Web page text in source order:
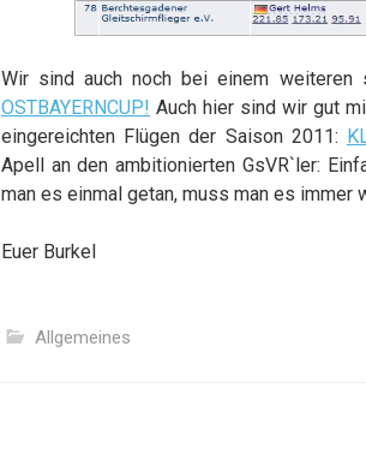
Wir sind auch noch bei einem weiteren
OSTBAYERNCUP! Auch hier sind wir gut
eingereichten Flügen der Saison 2011:
Apell an den ambitionierten GsVR`ler:
man es einmal getan, muss man es immer
Euer Burkel
Allgemeines